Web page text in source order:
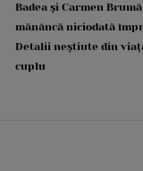
Badea și Carmen
mănâncă niciodată
Detalii neștiute din
cuplu